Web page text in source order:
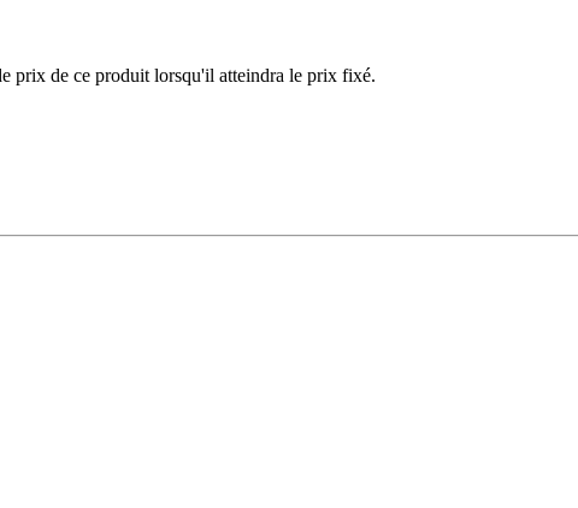
prix de ce produit lorsqu'il atteindra le prix fixé.